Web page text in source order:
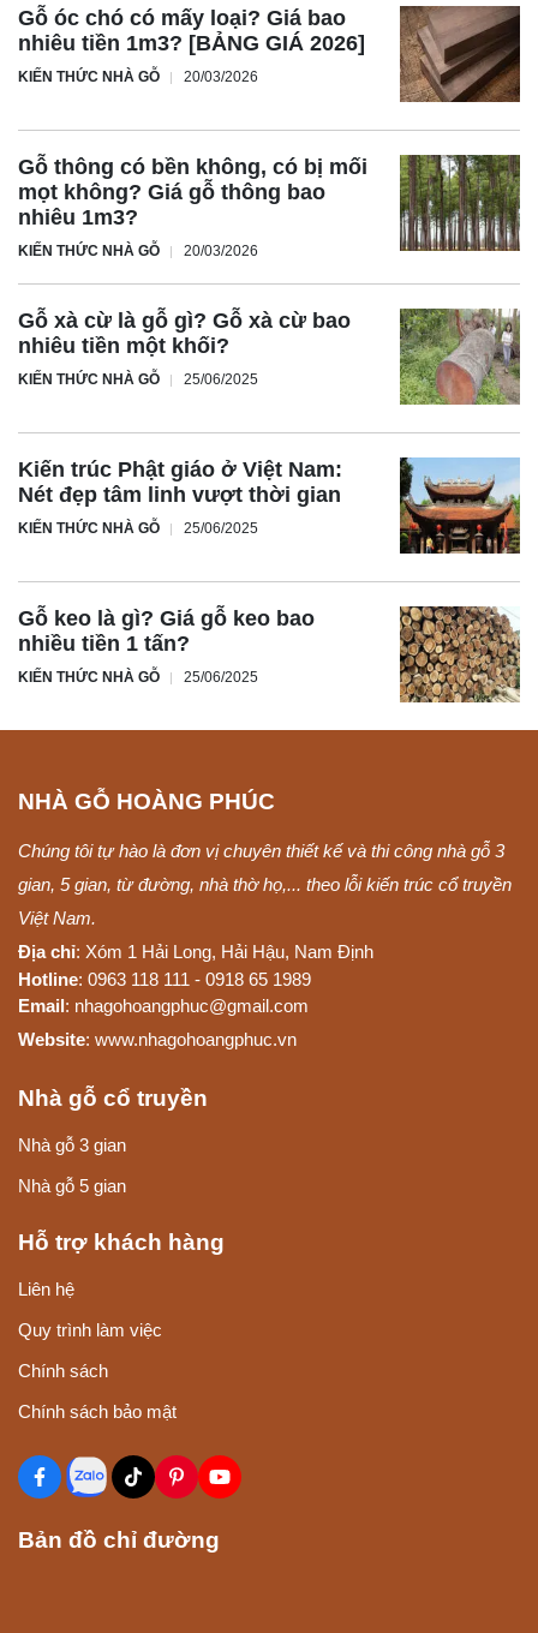
Gỗ óc chó có mấy loại? Giá bao
nhiêu tiền 1m3? [BẢNG GIÁ 2026]
KIẾN THỨC NHÀ GỖ 20/03/2026
Gỗ thông có bền không, có bị mối
mọt không? Giá gỗ thông bao
nhiêu 1m3?
KIẾN THỨC NHÀ GỖ 20/03/2026
Gỗ xà cừ là gỗ gì? Gỗ xà cừ bao
nhiêu tiền một khối?
KIẾN THỨC NHÀ GỖ 25/06/2025
Kiến trúc Phật giáo ở Việt Nam:
Nét đẹp tâm linh vượt thời gian
KIẾN THỨC NHÀ GỖ 25/06/2025
Gỗ keo là gì? Giá gỗ keo bao
nhiều tiền 1 tấn?
KIẾN THỨC NHÀ GỖ 25/06/2025
NHÀ GỖ HOÀNG PHÚC
Chúng tôi tự hào là đơn vị chuyên thiết kế và thi công nhà gỗ 3
gian, 5 gian, từ đường, nhà thờ họ,... theo lỗi kiến trúc cổ truyền
Việt Nam.
Địa chỉ: Xóm 1 Hải Long, Hải Hậu, Nam Định
Hotline: 0963 118 111 - 0918 65 1989
Email: nhagohoangphuc@gmail.com
Website: www.nhagohoangphuc.vn
Nhà gỗ cổ truyền
Nhà gỗ 3 gian
Nhà gỗ 5 gian
Hỗ trợ khách hàng
Liên hệ
Quy trình làm việc
Chính sách
Chính sách bảo mật
Bản đồ chỉ đường